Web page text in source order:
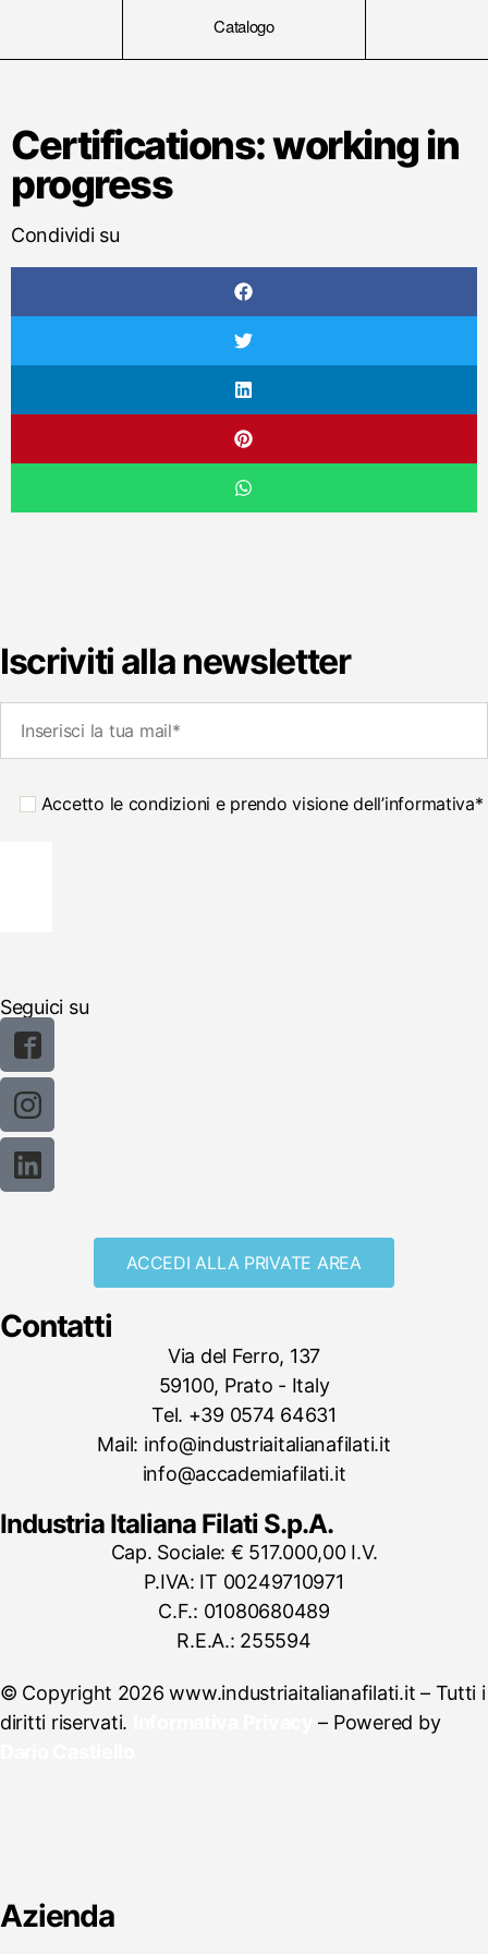
Catalogo
Certifications: working in
progress
Condividi su
Iscriviti alla newsletter
Accetto le condizioni e prendo visione dell’informativa*
Seguici su
ACCEDI ALLA PRIVATE AREA
Contatti
Via del Ferro, 137
59100, Prato - Italy
Tel. +39 0574 64631
Mail: info@industriaitalianafilati.it
info@accademiafilati.it
Industria Italiana Filati S.p.A.
Cap. Sociale: € 517.000,00 I.V.
P.IVA: IT 00249710971
C.F.: 01080680489
R.E.A.: 255594
© Copyright 2026 www.industriaitalianafilati.it – Tutti i
diritti riservati.
– Powered by
Azienda